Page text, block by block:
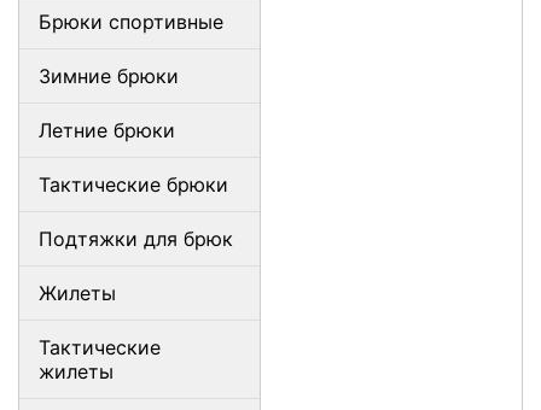
Брюки спортивные
Зимние брюки
Летние брюки
Тактические брюки
Подтяжки для брюк
Жилеты
Тактические
жилеты